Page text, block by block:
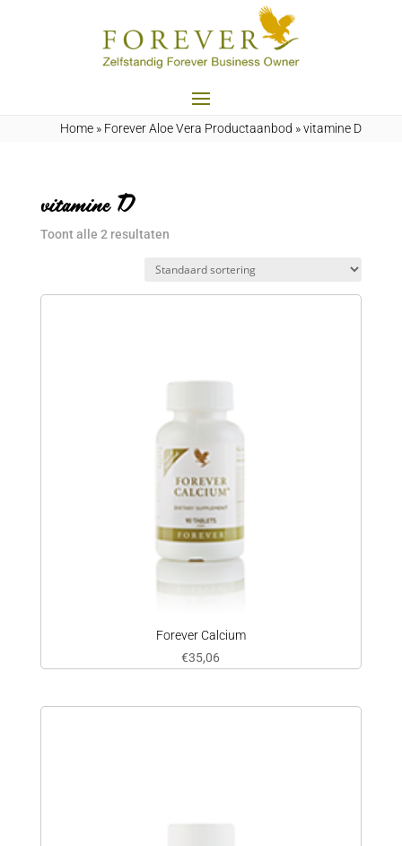
Home » Forever Aloe Vera Productaanbod »vitamine D
vitamine D
Toont alle 2 resultaten
Forever Calcium
€35,06